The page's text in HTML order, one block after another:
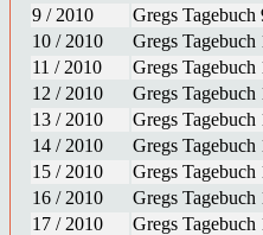
9 / 2010
Gregs Tagebuch
10 / 2010
Gregs
11 / 2010
Gregs
12 / 2010
Gregs Tagebuch
13 / 2010
Gregs
14 / 2010
Gregs
15 / 2010
Gregs
16 / 2010
Gregs
17 / 2010
Gregs